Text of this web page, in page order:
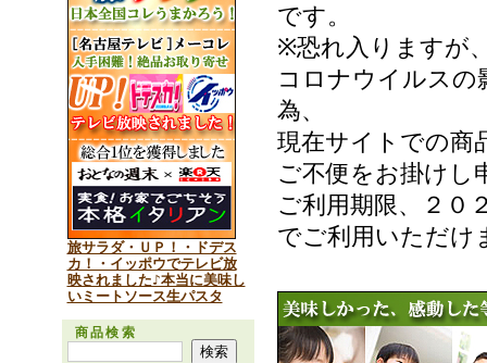
旅サラダ・ＵＰ！・ドデス
カ！・イッポウでテレビ放
映されました♪本当に美味し
いミートソース生パスタ
商品検索
です。
※恐れ入りますが
コロナウイルスの
為、
現在サイトでの商
ご不便をお掛けし
ご利用期限、２０
でご利用いただけ